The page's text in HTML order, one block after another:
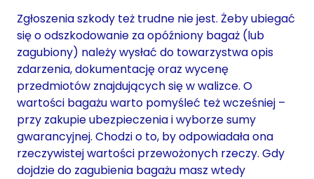
Zgłoszenia szkody też trudne nie jest. Żeby ubiegać
się o odszkodowanie za opóźniony bagaż (lub
zagubiony) należy wysłać do towarzystwa opis
zdarzenia, dokumentację oraz wycenę
przedmiotów znajdujących się w walizce. O
wartości bagażu warto pomyśleć też wcześniej –
przy zakupie ubezpieczenia i wyborze sumy
gwarancyjnej. Chodzi o to, by odpowiadała ona
rzeczywistej wartości przewożonych rzeczy. Gdy
dojdzie do zagubienia bagażu masz wtedy